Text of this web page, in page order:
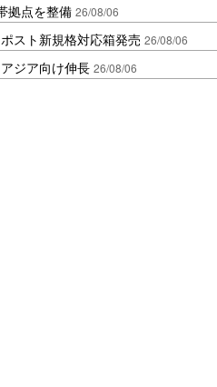
拠点を整備 26/08/06
スト新規格対応箱発売 26/08/06
ジア向け伸長 26/08/06